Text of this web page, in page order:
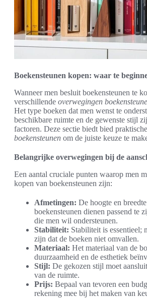
Boekensteunen kopen: waar te
Wanneer men besluit boekensteunen te
verschillende overwegingen
Het type boeken dat men wenst te
beschikbare ruimte en de gewenste stijl
factoren. Deze sectie biedt bied praktische
boekensteunen om de juiste keuze te
Belangrijke overwegingen bij de
Een aantal cruciale punten waarop men
kopen van boekensteunen zijn:
Afmetingen: De hoogte en
boekensteunen dienen passend te
die men wil ondersteunen.
Stabiliteit: Stabiliteit is essentieel;
zijn dat de boeken niet omvallen.
Materiaal: Het materiaal van de
duurzaamheid en de esthetiek
Stijl: De gekozen stijl moet
van de ruimte.
Prijs: Bepaal van tevoren een
rekening mee bij het maken van